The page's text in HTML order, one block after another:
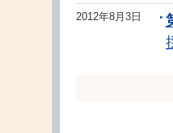
2012年8月3日